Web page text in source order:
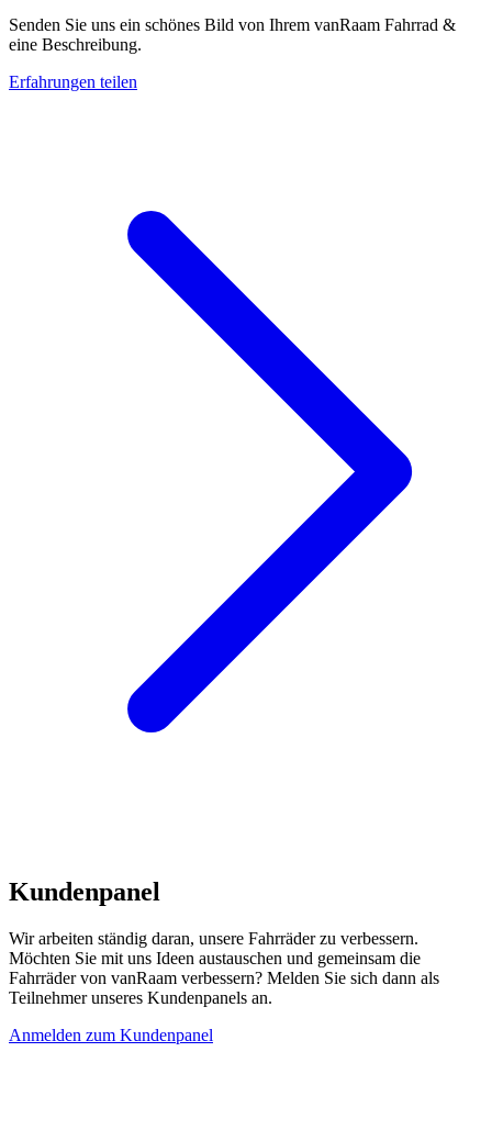
Senden Sie uns ein schönes Bild von Ihrem vanRaam Fahrrad &
eine Beschreibung.
Erfahrungen teilen
Kundenpanel
Wir arbeiten ständig daran, unsere Fahrräder zu verbessern.
Möchten Sie mit uns Ideen austauschen und gemeinsam die
Fahrräder von vanRaam verbessern? Melden Sie sich dann als
Teilnehmer unseres Kundenpanels an.
Anmelden zum Kundenpanel